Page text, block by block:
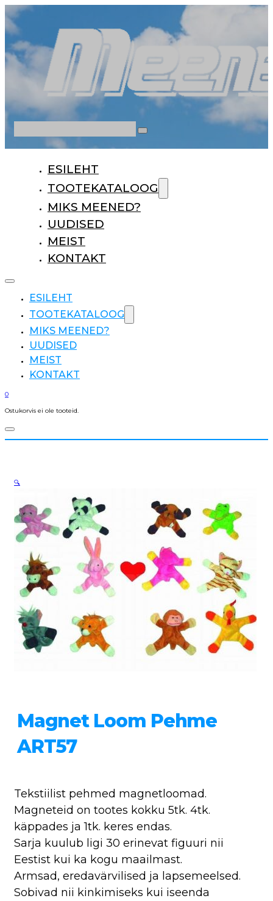
ESILEHT
TOOTEKATALOOG
MIKS MEENED?
UUDISED
MEIST
KONTAKT
ESILEHT
TOOTEKATALOOG
MIKS MEENED?
UUDISED
MEIST
KONTAKT
0
Ostukorvis ei ole tooteid.
Magnet Loom Pehme
ART57
Tekstiilist pehmed magnetloomad.
Magneteid on tootes kokku 5tk. 4tk.
käppades ja 1tk. keres endas.
Sarja kuulub ligi 30 erinevat figuuri nii
Eestist kui ka kogu maailmast.
Armsad, eredavärvilised ja lapsemeelsed.
Sobivad nii kinkimiseks kui iseenda
🔍